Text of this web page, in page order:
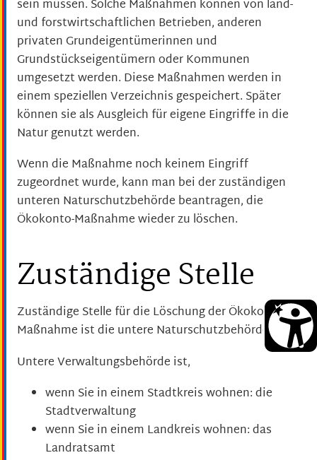
sein müssen. Solche Maßnahmen können von land-
und forstwirtschaftlichen Betrieben, anderen
privaten Grundeigentümerinnen und
Grundstückseigentümern oder Kommunen
umgesetzt werden. Diese Maßnahmen werden in
einem speziellen Verzeichnis gespeichert. Später
können sie als Ausgleich für eigene Eingriffe in die
Natur genutzt werden.
Wenn die Maßnahme noch keinem Eingriff
zugeordnet wurde, kann man bei der zuständigen
unteren Naturschutzbehörde beantragen, die
Ökokonto-Maßnahme wieder zu löschen.
Zuständige Stelle
Zuständige Stelle für die Löschung der Ökokonto-
Maßnahme ist die untere Naturschutzbehörde.
Untere Verwaltungsbehörde ist,
wenn Sie in einem Stadtkreis wohnen: die
Stadtverwaltung
wenn Sie in einem Landkreis wohnen: das
Landratsamt